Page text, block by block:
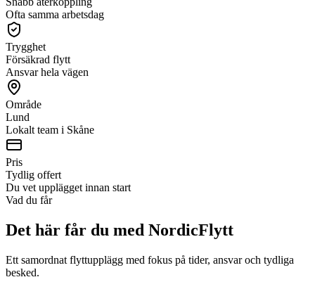
Ofta samma arbetsdag
Trygghet
Försäkrad flytt
Ansvar hela vägen
Område
Lund
Lokalt team i Skåne
Pris
Tydlig offert
Du vet upplägget innan start
Vad du får
Det här får du med NordicFlytt
Ett samordnat flyttupplägg med fokus på tider, ansvar och tydliga
besked.